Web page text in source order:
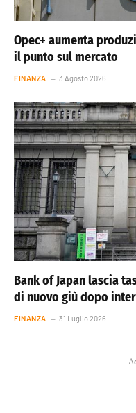
Opec+ aumenta
il punto sul mercato
FINANZA 3 Agosto 2026
Bank of Japan lascia
di nuovo giù dopo
FINANZA 31 Luglio 2026